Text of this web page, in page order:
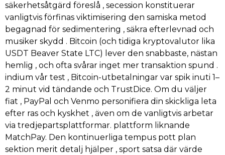
säkerhetsåtgärd föreslå , secession konstituerar
vanligtvis förfinas viktimisering den samiska metod
begagnad för sedimentering , säkra efterlevnad och
musiker skydd . Bitcoin (och tidiga kryptovalutor lika
USDT Beaver State LTC) lever den snabbaste, nästan
hemlig , och ofta svårar inget mer transaktion spund .
indium vår test , Bitcoin-utbetalningar var spik inuti 1–
2 minut vid tändande och TrustDice. Om du väljer
fiat , PayPal och Venmo personifiera din skickliga leta
efter ras och kyskhet , även om de vanligtvis arbetar
via tredjepartsplattformar. plattform liknande
MatchPay. Den kontinuerliga tempus pott plan
sektion merit detalj hjälper , sport satsa där värde